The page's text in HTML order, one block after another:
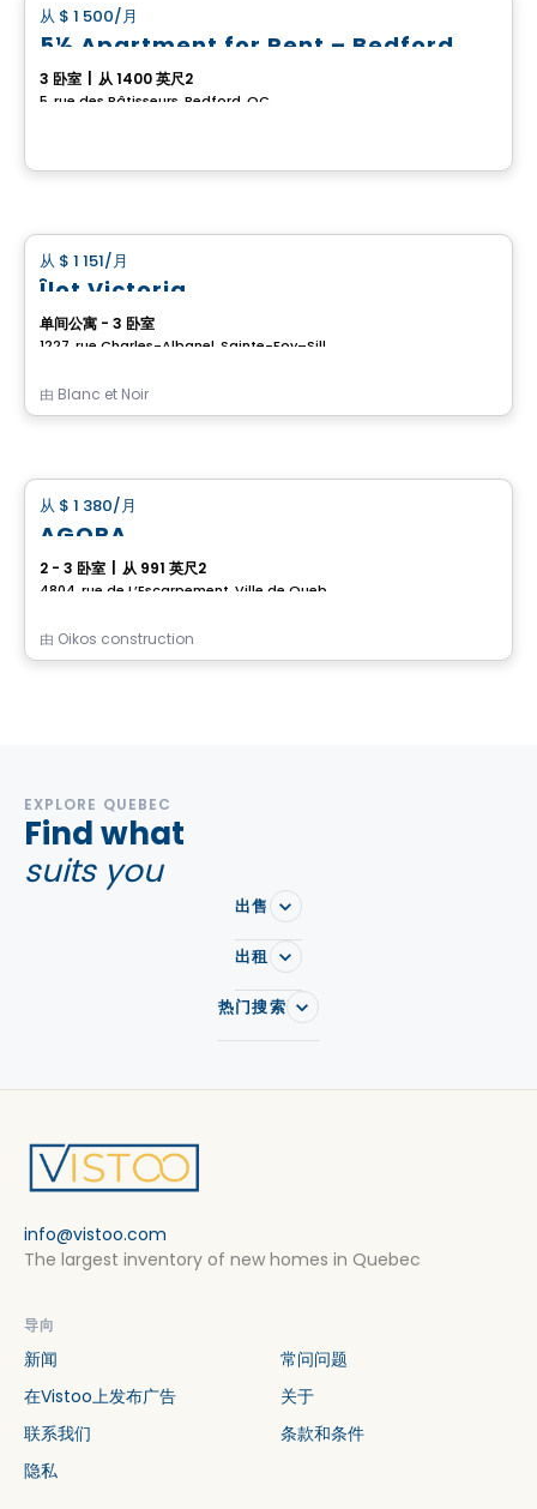
从 $ 1 500/月
5½ Apartment for Rent – Bedford
3 卧室 从 1400 英尺2
5, rue des Bâtisseurs, Bedford, QC
从 $ 1 151/月
Îlot Victoria
单间公寓 - 3 卧室
由 Blanc et Noir
从 $ 1 380/月
AGORA
2 - 3 卧室 从 991 英尺2
由 Oikos construction
EXPLORE QUEBEC
Find what
suits you
出售
出租
热门搜索
info@vistoo.com
The largest inventory of new homes in Quebec
导向
新闻
常问问题
在Vistoo上发布广告
关于
联系我们
条款和条件
隐私